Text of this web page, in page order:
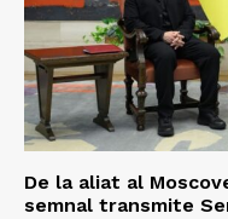
De la aliat al
semnal transmite